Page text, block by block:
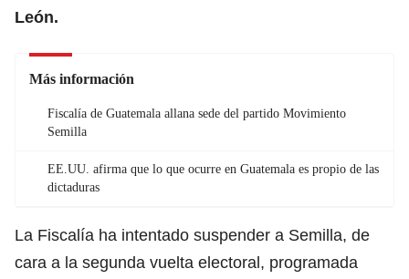
León.
Más información
Fiscalía de Guatemala allana sede del partido Movimiento
Semilla
EE.UU. afirma que lo que ocurre en Guatemala es propio de las
dictaduras
La Fiscalía ha intentado suspender a Semilla, de
cara a la segunda vuelta electoral, programada